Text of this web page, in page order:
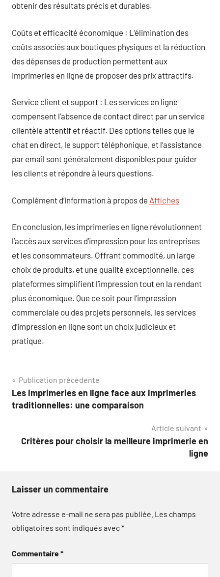
obtenir des résultats précis et durables.
Coûts et efficacité économique : L’élimination des
coûts associés aux boutiques physiques et la réduction
des dépenses de production permettent aux
imprimeries en ligne de proposer des prix attractifs.
Service client et support : Les services en ligne
compensent l’absence de contact direct par un service
clientèle attentif et réactif. Des options telles que le
chat en direct, le support téléphonique, et l’assistance
par email sont généralement disponibles pour guider
les clients et répondre à leurs questions.
Complément d’information à propos de Affiches
En conclusion, les imprimeries en ligne révolutionnent
l’accès aux services d’impression pour les entreprises
et les consommateurs. Offrant commodité, un large
choix de produits, et une qualité exceptionnelle, ces
plateformes simplifient l’impression tout en la rendant
plus économique. Que ce soit pour l’impression
commerciale ou des projets personnels, les services
d’impression en ligne sont un choix judicieux et
pratique.
Navigation
de
Publication précédente
Les imprimeries en ligne face aux imprimeries
traditionnelles: une comparaison
Article suivant
Critères pour choisir la meilleure imprimerie en
ligne
Laisser un commentaire
Votre adresse e-mail ne sera pas publiée. Les champs
obligatoires sont indiqués avec*
Commentaire*